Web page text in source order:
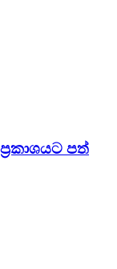
පත්